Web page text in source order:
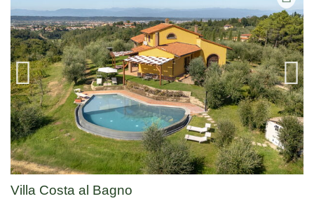
Villa Costa al Bagno